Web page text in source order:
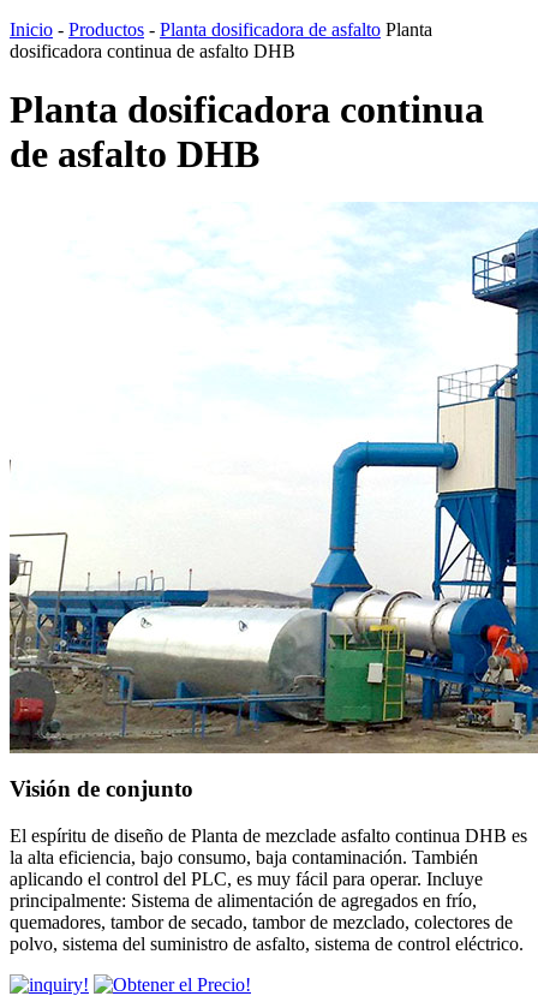
Inicio - Productos - Planta dosificadora de asfalto Planta
dosificadora continua de asfalto DHB
Planta dosificadora continua
de asfalto DHB
Visión de conjunto
El espíritu de diseño de Planta de mezclade asfalto continua DHB es
la alta eficiencia, bajo consumo, baja contaminación. También
aplicando el control del PLC, es muy fácil para operar. Incluye
principalmente: Sistema de alimentación de agregados en frío,
quemadores, tambor de secado, tambor de mezclado, colectores de
polvo, sistema del suministro de asfalto, sistema de control eléctrico.